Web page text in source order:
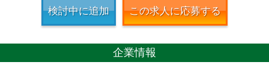
検討中に追加 この求人に応募する
企業情報